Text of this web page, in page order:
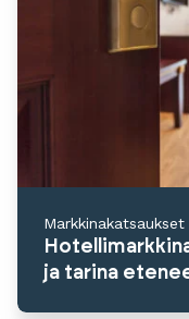
Markkinakatsaukset
ja tarina